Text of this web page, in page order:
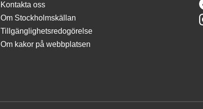
Kontakta oss
Om Stockholmskällan
Tillgänglighetsredogörelse
Om kakor på webbplatsen